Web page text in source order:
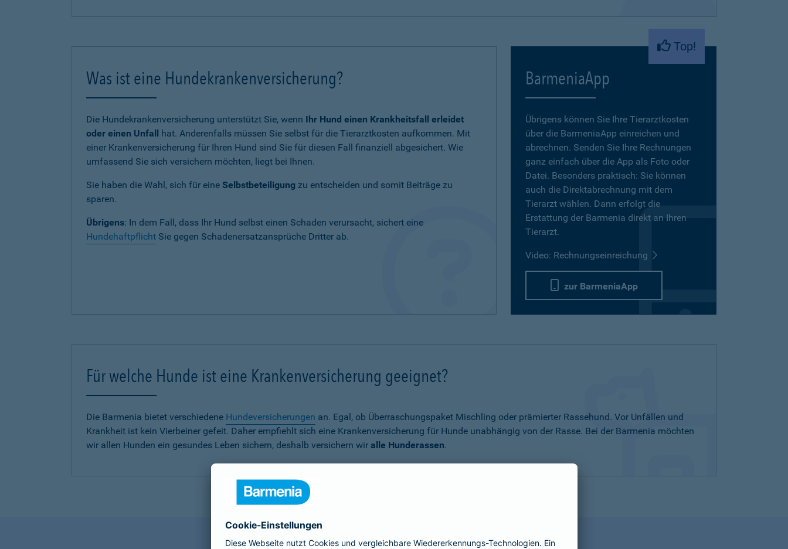
Was ist eine Hundekrankenversicherung?
Die Hundekrankenversicherung unterstützt Sie, wenn Ihr Hund einen Krankheitsfall erleidet
oder einen Unfall hat. Anderenfalls müssen Sie selbst für die Tierarztkosten aufkommen. Mit
einer Krankenversicherung für Ihren Hund sind Sie für diesen Fall finanziell abgesichert. Wie
umfassend Sie sich versichern möchten, liegt bei Ihnen.
Sie haben die Wahl, sich für eine Selbstbeteiligung zu entscheiden und somit Beiträge zu
sparen.
Übrigens: In dem Fall, dass Ihr Hund selbst einen Schaden verursacht, sichert eine
Hundehaftpflicht Sie gegen Schadenersatzansprüche Dritter ab.
Top!
BarmeniaApp
Übrigens können Sie Ihre Tierarztkosten
über die BarmeniaApp einreichen und
abrechnen. Senden Sie Ihre Rechnungen
ganz einfach über die App als Foto oder
Datei. Besonders praktisch: Sie können
auch die Direktabrechnung mit dem
Tierarzt wählen. Dann erfolgt die
Erstattung der Barmenia direkt an Ihren
Tierarzt.
Video: Rechnungseinreichung
zur BarmeniaApp
Für welche Hunde ist eine Krankenversicherung geeignet?
Die Barmenia bietet verschiedene Hundeversicherungen an. Egal, ob Überraschungspaket Mischling oder prämierter Rassehund. Vor Unfällen und
Krankheit ist kein Vierbeiner gefeit. Daher empfiehlt sich eine Krankenversicherung für Hunde unabhängig von der Rasse. Bei der Barmenia möchten
wir allen Hunden ein gesundes Leben sichern, deshalb versichern wir alle Hunderassen.